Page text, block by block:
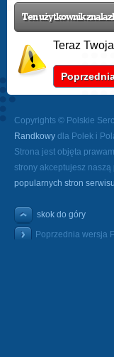
Ten użytkownik
Teraz
Copyrights © Polskie
Randkowy dla Polek i
Strona jest objęta
strony akceptujesz naszą
popularnych stron serwisu
skok do góry
Poprzednia wersja